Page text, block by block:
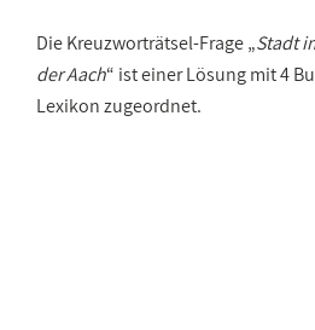
Die Kreuzworträtsel-Frage „Stadt
der Aach“ ist einer Lösung mit 4
Lexikon zugeordnet.